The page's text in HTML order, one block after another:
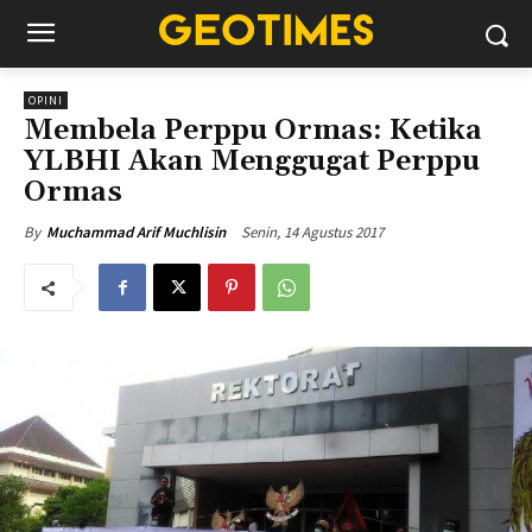
OPINI
Membela Perppu Ormas: Ketika
YLBHI Akan Menggugat Perppu
Ormas
By Muchammad Arif Muchlisin Senin, 14 Agustus 2017